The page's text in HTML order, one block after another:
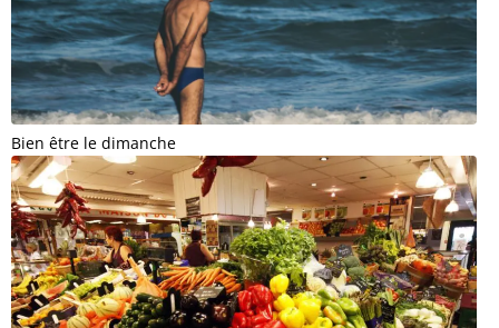
Bien être le dimanche